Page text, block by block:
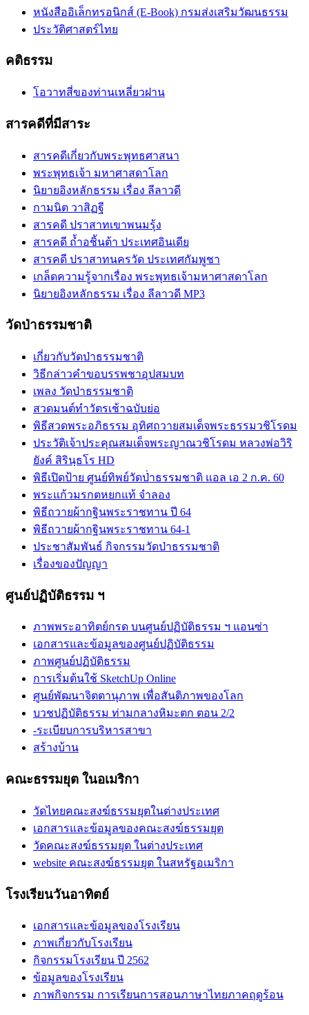
หนังสืออิเล็กทรอนิกส์ (E-Book) กรมส่งเสริมวัฒนธรรม
ประวัติศาสตร์ไทย
คติธรรม
โอวาทสี่ของท่านเหลี่ยวฝาน
สารคดีที่มีสาระ
สารคดีเกี่ยวกับพระพุทธศาสนา
พระพุทธเจ้า มหาศาสดาโลก
นิยายอิงหลักธรรม เรื่อง ลีลาวดี
กามนิต วาสิฏฐี
สารคดี ปราสาทเขาพนมรุ้ง
สารคดี ถ้ำอชิันต้า ประเทศอินเดีย
สารคดี ปราสาทนครวัด ประเทศกัมพูชา
เกล็ดความรู้จากเรื่อง พระพุทธเจ้ามหาศาสดาโลก
นิยายอิงหลักธรรม เรื่อง ลีลาวดี MP3
วัดป่าธรรมชาติ
เกี่ยวกับวัดป่าธรรมชาติ
วิธีกล่าวคำขอบรรพชาอุปสมบท
เพลง วัดป่าธรรมชาติ
สวดมนต์ทำวัตรเช้าฉบับย่อ
พิธีสวดพระอภิธรรม อุทิศถวายสมเด็จพระธรรมวชิโรดม
ประวัติเจ้าประคุณสมเด็จพระญาณวชิโรดม หลวงพ่อวิริ
ยังค์ สิรินฺธโร HD
พิธีเปิดป้าย ศูนย์ทิพย์วัดป่่าธรรมชาติ แอล เอ 2 ก.ค. 60
พระแก้วมรกตหยกแท้ จำลอง
พิธีถวายผ้ากฐินพระราชทาน ปี 64
พิธีถวายผ้ากฐินพระราชทาน 64-1
ประชาสัมพันธ์ กิจกรรมวัดป่าธรรมชาติ
เรื่องของปัญญา
ศูนย์ปฏิบัติธรรม ฯ
ภาพพระอาทิตย์กรด บนศูนย์ปฏิบัติธรรม ฯ แอนซ่า
เอกสารและข้อมูลของศูนย์ปฏิบัติธรรม
ภาพศูนย์ปฏิบัติธรรม
การเริ่มต้นใช้ SketchUp Online
ศูนย์พัฒนาจิตตานุภาพ เพื่อสันติภาพของโลก
บวชปฏิบัติธรรม ท่ามกลางหิมะตก ตอน 2/2
-ระเบียบการบริหารสาขา
สร้างบ้าน
คณะธรรมยุต ในอเมริกา
วัดไทยคณะสงฆ์ธรรมยุตในต่างประเทศ
เอกสารและข้อมูลของคณะสงฆ์ธรรมยุต
วัดคณะสงฆ์ธรรมยุต ในต่างประเทศ
website คณะสงฆ์ธรรมยุต ในสหรัฐอเมริกา
โรงเรียนวันอาทิตย์
เอกสารและข้อมูลของโรงเรียน
ภาพเกี่ยวกับโรงเรียน
กิจกรรมโรงเรียน ปี 2562
ข้อมูลของโรงเรียน
ภาพกิจกรรม การเรียนการสอนภาษาไทยภาคฤดูร้อน